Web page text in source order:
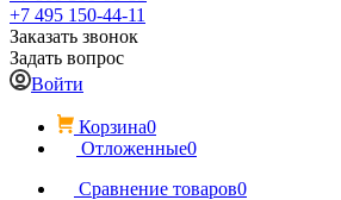
+7 495 150-44-11
Заказать звонок
Задать вопрос
Войти
Корзина0
Отложенные0
Сравнение товаров0